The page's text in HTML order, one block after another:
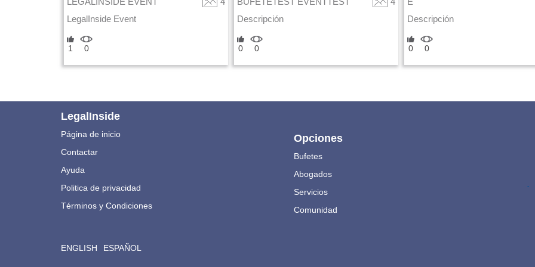
LegalInside Event
1 0
Descripción
0 0
Descripción
0 0
LegalInside
Página de inicio
Contactar
Ayuda
Politica de privacidad
Términos y Condiciones
ENGLISH ESPAÑOL
Opciones
Bufetes
Abogados
Servicios
Comunidad
.